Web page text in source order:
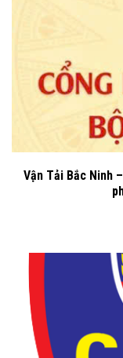
Vận Tải Bắc Ninh